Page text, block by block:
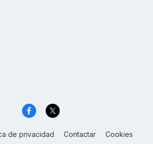
de privacidad Contactar Cookies